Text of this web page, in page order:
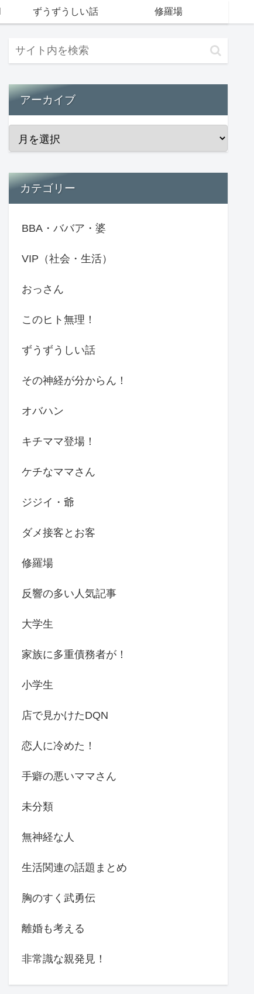
ずうずうしい話 修羅場
アーカイブ
カテゴリー
BBA・ババア・婆
VIP（社会・生活）
おっさん
このヒト無理！
ずうずうしい話
その神経が分からん！
オバハン
キチママ登場！
ケチなママさん
ジジイ・爺
ダメ接客とお客
修羅場
反響の多い人気記事
大学生
家族に多重債務者が！
小学生
店で見かけたDQN
恋人に冷めた！
手癖の悪いママさん
未分類
無神経な人
生活関連の話題まとめ
胸のすく武勇伝
離婚も考える
非常識な親発見！